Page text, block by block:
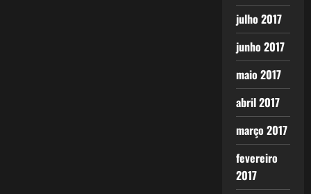
julho 2017
junho 2017
maio 2017
abril 2017
março 2017
fevereiro
2017